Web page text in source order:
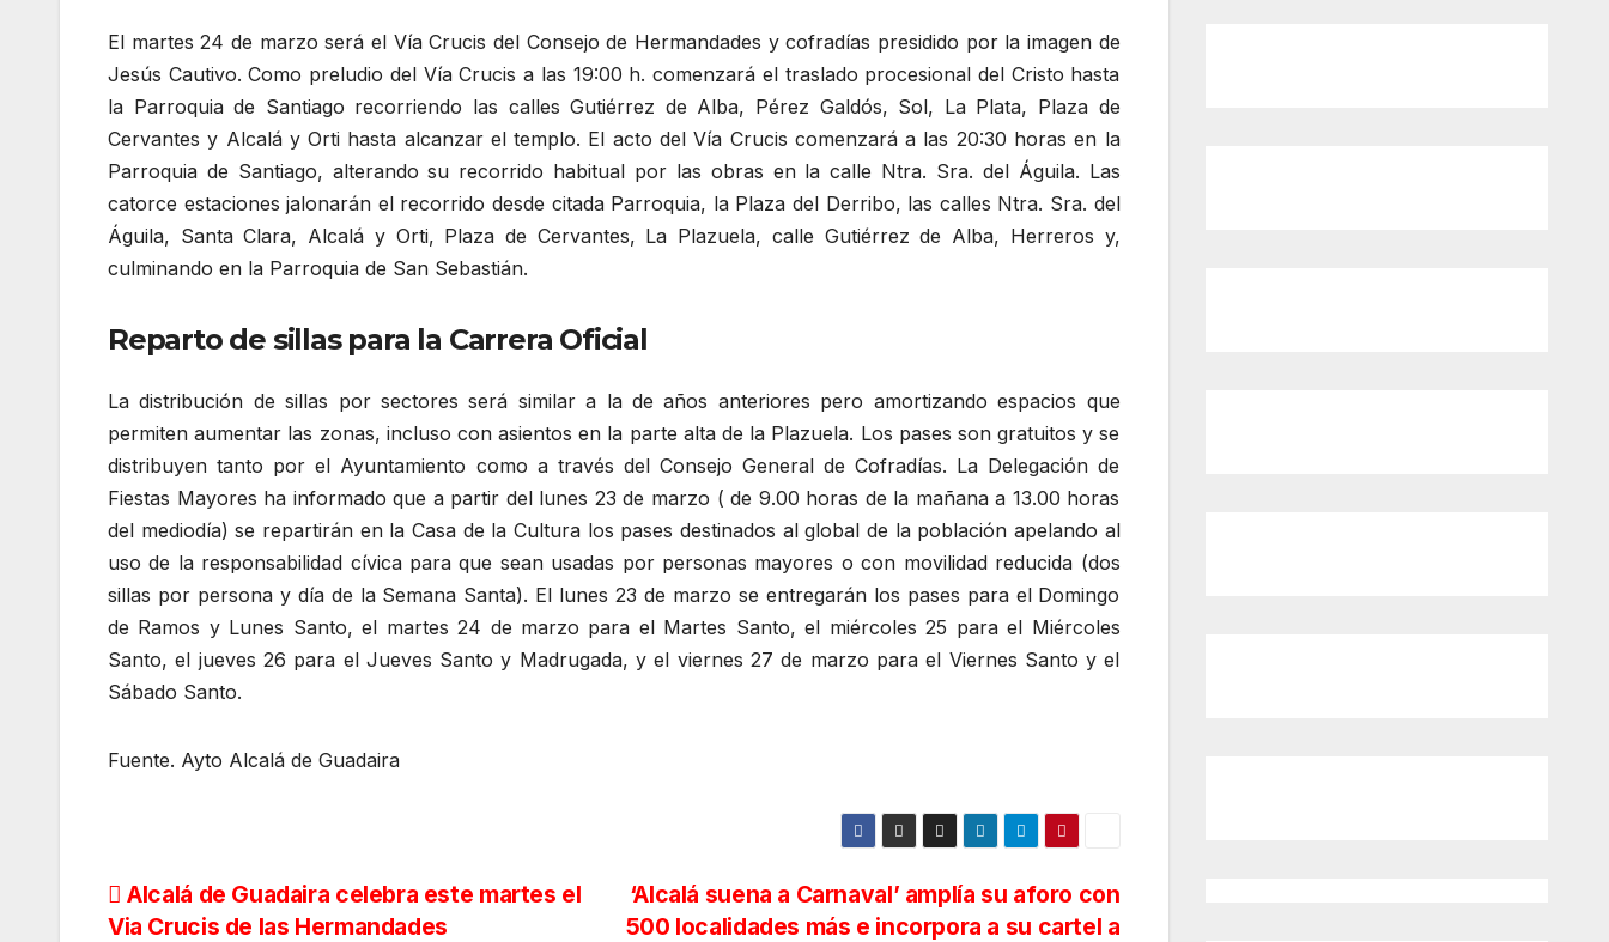
El martes 24 de marzo será el Vía Crucis del Consejo de Hermandades y cofradías presidido por la imagen de
Jesús Cautivo. Como preludio del Vía Crucis a las 19:00 h. comenzará el traslado procesional del Cristo hasta
la Parroquia de Santiago recorriendo las calles Gutiérrez de Alba, Pérez Galdós, Sol, La Plata, Plaza de
Cervantes y Alcalá y Orti hasta alcanzar el templo. El acto del Vía Crucis comenzará a las 20:30 horas en la
Parroquia de Santiago, alterando su recorrido habitual por las obras en la calle Ntra. Sra. del Águila. Las
catorce estaciones jalonarán el recorrido desde citada Parroquia, la Plaza del Derribo, las calles Ntra. Sra. del
Águila, Santa Clara, Alcalá y Orti, Plaza de Cervantes, La Plazuela, calle Gutiérrez de Alba, Herreros y,
culminando en la Parroquia de San Sebastián.
Reparto de sillas para la Carrera Oficial
La distribución de sillas por sectores será similar a la de años anteriores pero amortizando espacios que
permiten aumentar las zonas, incluso con asientos en la parte alta de la Plazuela. Los pases son gratuitos y se
distribuyen tanto por el Ayuntamiento como a través del Consejo General de Cofradías. La Delegación de
Fiestas Mayores ha informado que a partir del lunes 23 de marzo ( de 9.00 horas de la mañana a 13.00 horas
del mediodía) se repartirán en la Casa de la Cultura los pases destinados al global de la población apelando al
uso de la responsabilidad cívica para que sean usadas por personas mayores o con movilidad reducida (dos
sillas por persona y día de la Semana Santa). El lunes 23 de marzo se entregarán los pases para el Domingo
de Ramos y Lunes Santo, el martes 24 de marzo para el Martes Santo, el miércoles 25 para el Miércoles
Santo, el jueves 26 para el Jueves Santo y Madrugada, y el viernes 27 de marzo para el Viernes Santo y el
Sábado Santo.
Fuente. Ayto Alcalá de Guadaira
Navegación
‘Alcalá suena a Carnaval’ amplía su aforo con
500 localidades más e incorpora a su cartel a
Alcalá de Guadaira celebra este martes el
Via Crucis de las Hermandades